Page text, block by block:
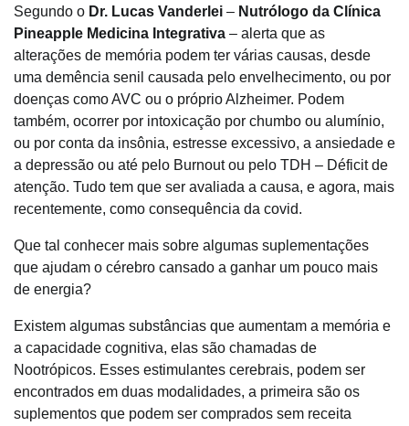
Segundo o Dr. Lucas Vanderlei – Nutrólogo da Clínica
Pineapple Medicina Integrativa – alerta que as
alterações de memória podem ter várias causas, desde
uma demência senil causada pelo envelhecimento, ou por
doenças como AVC ou o próprio Alzheimer. Podem
também, ocorrer por intoxicação por chumbo ou alumínio,
ou por conta da insônia, estresse excessivo, a ansiedade e
a depressão ou até pelo Burnout ou pelo TDH – Déficit de
atenção. Tudo tem que ser avaliada a causa, e agora, mais
recentemente, como consequência da covid.
Que tal conhecer mais sobre algumas suplementações
que ajudam o cérebro cansado a ganhar um pouco mais
de energia?
Existem algumas substâncias que aumentam a memória e
a capacidade cognitiva, elas são chamadas de
Nootrópicos. Esses estimulantes cerebrais, podem ser
encontrados em duas modalidades, a primeira são os
suplementos que podem ser comprados sem receita